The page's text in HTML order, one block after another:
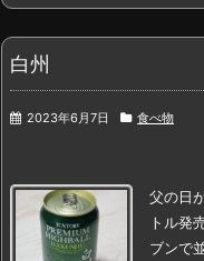
白州
2023年6月7日 食べ物
父の日
トル発
ブンで